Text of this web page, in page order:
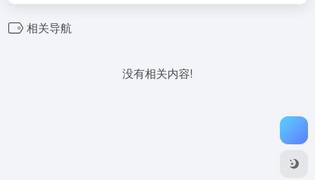
相关导航
没有相关内容!